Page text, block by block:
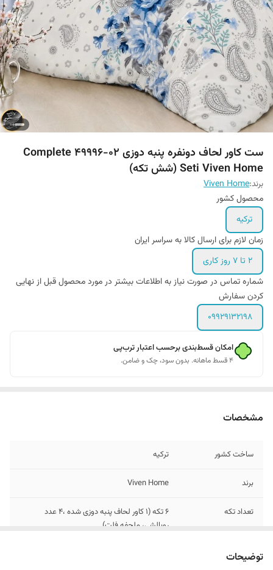
ست کاور لحاف دونفره پنبه دوزی 02-49996 Complete
Seti Viven Home (شش تکه)
برند:Viven Home
محصول کشور
ترکیه
زمان لازم برای ارسال کالا به سراسر ایران
2 تا 7 روز کاری
شماره تماس در صورت نیاز به اطلاعات بیشتر در مورد محصول قبل از نهایی
کردن سفارش
09929132198
امکان قسط‌بندی برحسب اعتبار ترب‌پی
۴ قسط ماهانه. بدون سود، چک و ضامن.
مشخصات
ساخت کشور ترکیه
برند Viven Home
تعداد تکه
6 تکه (1 کاور لحاف پنبه دوزی شده ،4 عدد
روبالشی، ملحفه فلت)
تعداد روبالشی
توضیحات